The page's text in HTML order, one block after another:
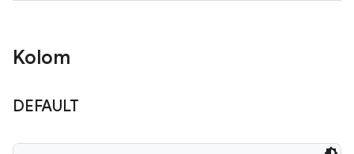
Kolom
DEFAULT